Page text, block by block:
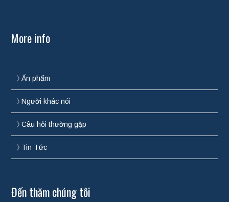
More info
Ấn phẩm
Người khác nói
Câu hỏi thường gặp
Tin Tức
Đến thăm chúng tôi